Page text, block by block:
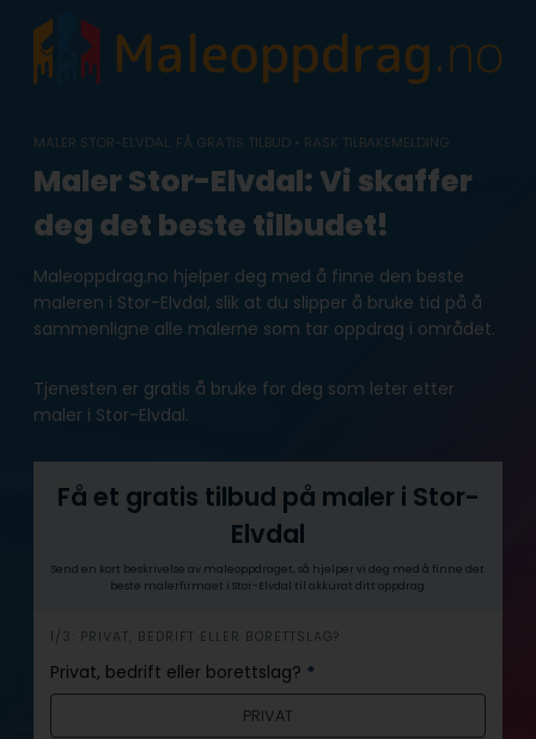
content
MALER STOR-ELVDAL: FÅ GRATIS TILBUD • RASK TILBAKEMELDING
Maler Stor-Elvdal: Vi skaffer
deg det beste tilbudet!
Maleoppdrag.no hjelper deg med å finne den beste
maleren i Stor-Elvdal, slik at du slipper å bruke tid på å
sammenligne alle malerne som tar oppdrag i området.
Tjenesten er gratis å bruke for deg som leter etter
maler i Stor-Elvdal.
Få et gratis tilbud på maler i Stor-
Elvdal
Send en kort beskrivelse av maleoppdraget, så hjelper vi deg med å finne det
beste malerfirmaet i Stor-Elvdal til akkurat ditt oppdrag.
h
e
r
1/3: PRIVAT, BEDRIFT ELLER BORETTSLAG?
Privat, bedrift eller borettslag? *
PRIVAT